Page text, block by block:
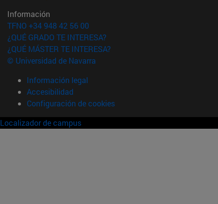
Información
TFNO +34 948 42 56 00
¿QUÉ GRADO TE INTERESA?
¿QUÉ MÁSTER TE INTERESA?
© Universidad de Navarra
Información legal
Accesibilidad
Configuración de cookies
Localizador de campus